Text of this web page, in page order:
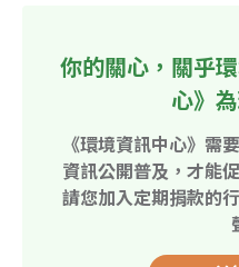
你的關心，關乎
心》
《環境資訊中心》需
資訊公開普及，才能
請您加入定期捐款的